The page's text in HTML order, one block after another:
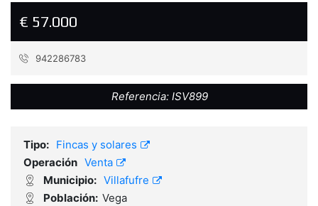
€ 57.000
942286783
Referencia: ISV899
Tipo: Fincas y solares
Operación Venta
Municipio: Villafufre
Población: Vega